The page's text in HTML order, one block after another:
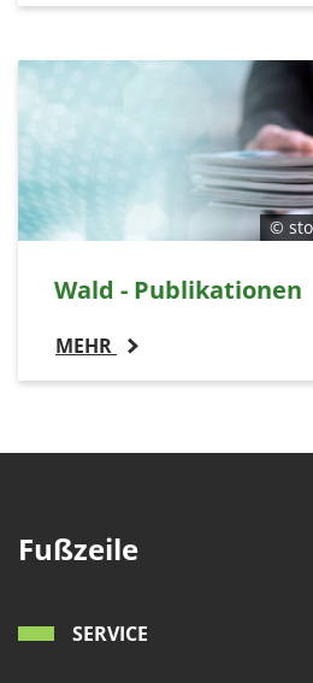
©
Wald - Publikationen
MEHR
Fußzeile
SERVICE